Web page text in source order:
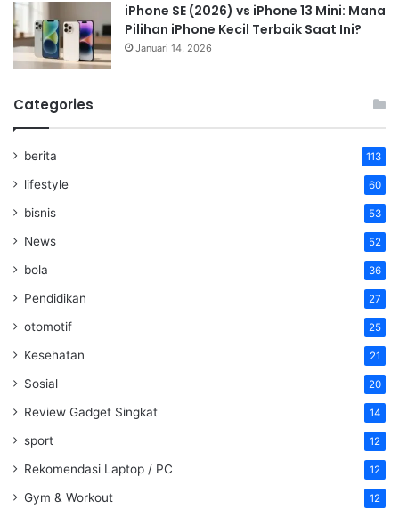
iPhone SE (2026) vs iPhone 13 Mini: Mana
Pilihan iPhone Kecil Terbaik Saat Ini?
Januari 14, 2026
Categories
berita 113
lifestyle 60
bisnis 53
News 52
bola 36
Pendidikan 27
otomotif 25
Kesehatan 21
Sosial 20
Review Gadget Singkat 14
sport 12
Rekomendasi Laptop / PC 12
Gym & Workout 12